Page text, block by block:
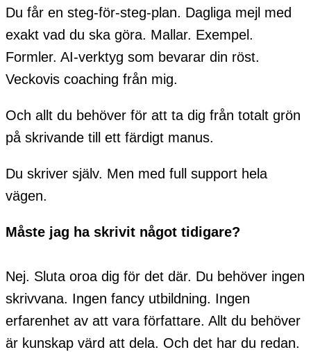
Du får en steg-för-steg-plan. Dagliga mejl med
exakt vad du ska göra. Mallar. Exempel.
Formler. AI-verktyg som bevarar din röst.
Veckovis coaching från mig.
Och allt du behöver för att ta dig från totalt grön
på skrivande till ett färdigt manus.
Du skriver själv. Men med full support hela
vägen.
Måste jag ha skrivit något tidigare?
Nej. Sluta oroa dig för det där. Du behöver ingen
skrivvana. Ingen fancy utbildning. Ingen
erfarenhet av att vara författare. Allt du behöver
är kunskap värd att dela. Och det har du redan.